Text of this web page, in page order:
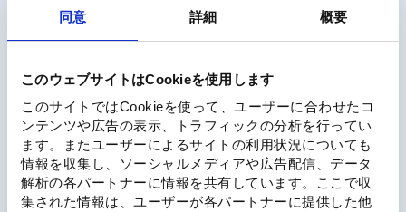
同意 詳細 概要
このウェブサイトはCookieを使用します
このサイトではCookieを使って、ユーザーに合わせたコ
ンテンツや広告の表示、トラフィックの分析を行ってい
ます。またユーザーによるサイトの利用状況についても
情報を収集し、ソーシャルメディアや広告配信、データ
解析の各パートナーに情報を共有しています。ここで収
集された情報は、ユーザーが各パートナーに提供した他
1 2 3 4
次へ